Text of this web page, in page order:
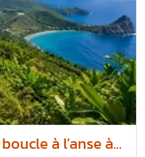
à l’anse à...